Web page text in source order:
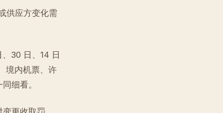
供应方变化需
30 日、14 日
境内机票、许
细看。